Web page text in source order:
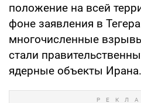
положение на всей
фоне заявления в
многочисленные
стали
ядерные объекты Ирана.